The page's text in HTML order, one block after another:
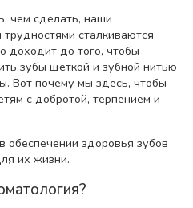
чем сделать, наши
сталкиваются
доходит до того, чтобы
зубы щеткой и зубной нитью
Вот почему мы здесь, чтобы
с добротой, терпением и
обеспечении здоровья зубов
их жизни.